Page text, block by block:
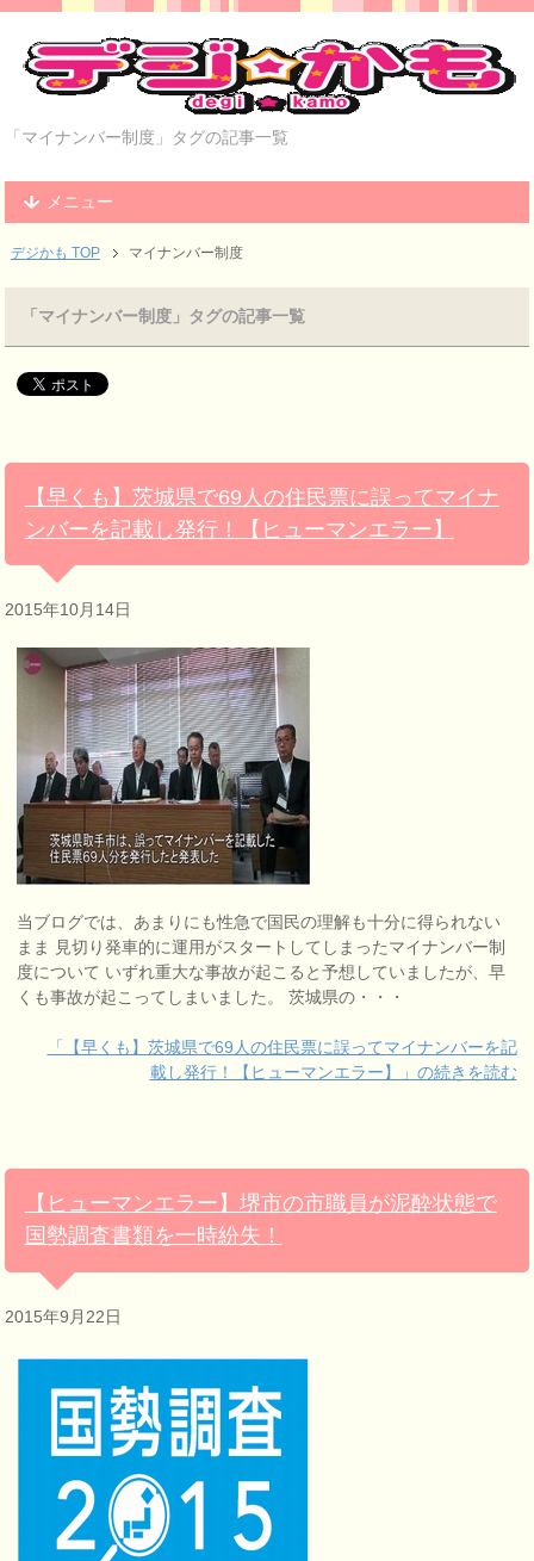
「マイナンバー制度」タグの記事一覧
メニュー
デジかも TOP マイナンバー制度
「マイナンバー制度」タグの記事一覧
【早くも】茨城県で69人の住民票に誤ってマイナ
ンバーを記載し発行！【ヒューマンエラー】
2015年10月14日
当ブログでは、あまりにも性急で国民の理解も十分に得られない
まま 見切り発車的に運用がスタートしてしまったマイナンバー制
度について いずれ重大な事故が起こると予想していましたが、早
くも事故が起こってしまいました。 茨城県の・・・
「【早くも】茨城県で69人の住民票に誤ってマイナンバーを記
載し発行！【ヒューマンエラー】」の続きを読む
【ヒューマンエラー】堺市の市職員が泥酔状態で
国勢調査書類を一時紛失！
2015年9月22日